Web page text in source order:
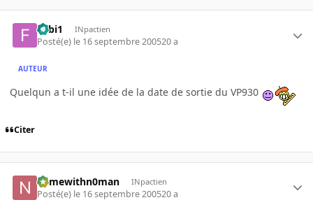
Fabi1 INpactien
Posté(e) le 16 septembre 200520 a
AUTEUR
Quelqun a t-il une idée de la date de sortie du VP930
Citer
namewithn0man INpactien
Posté(e) le 16 septembre 200520 a